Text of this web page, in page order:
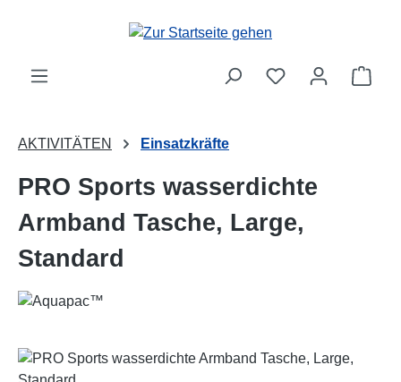
Zum Hauptinhalt springen
AKTIVITÄTEN Einsatzkräfte
PRO Sports wasserdichte
Armband Tasche, Large,
Standard